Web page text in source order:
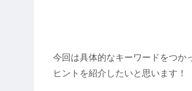
今回は具体的なキーワードをつ
ヒントを紹介したいと思います！